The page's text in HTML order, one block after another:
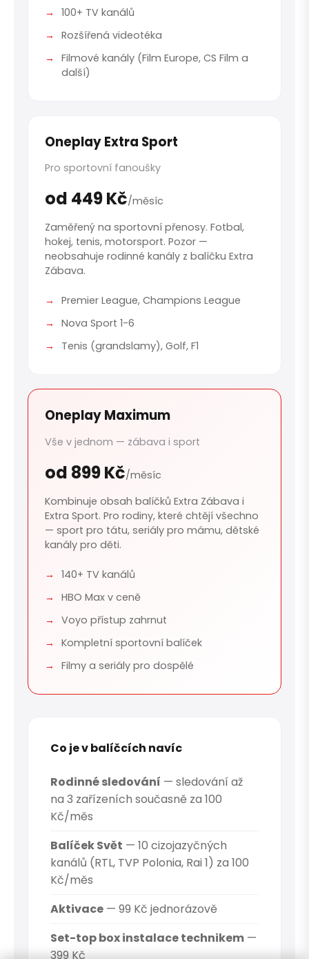
100+ TV kanálů
Rozšířená videotéka
Filmové kanály (Film Europe, CS Film a
další)
Oneplay Extra Sport
Pro sportovní fanoušky
od 449 Kč/měsíc
Zaměřený na sportovní přenosy. Fotbal,
hokej, tenis, motorsport. Pozor —
neobsahuje rodinné kanály z balíčku Extra
Zábava.
Premier League, Champions League
Nova Sport 1-6
Tenis (grandslamy), Golf, F1
Oneplay Maximum
Vše v jednom — zábava i sport
od 899 Kč/měsíc
Kombinuje obsah balíčků Extra Zábava i
Extra Sport. Pro rodiny, které chtějí všechno
— sport pro tátu, seriály pro mámu, dětské
kanály pro děti.
140+ TV kanálů
HBO Max v ceně
Voyo přístup zahrnut
Kompletní sportovní balíček
Filmy a seriály pro dospělé
Co je v balíčcích navíc
Rodinné sledování — sledování až
na 3 zařízeních současně za 100
Kč/měs
Balíček Svět — 10 cizojazyčných
kanálů (RTL, TVP Polonia, Rai 1) za 100
Kč/měs
Aktivace — 99 Kč jednorázově
Set-top box instalace technikem —
399 Kč